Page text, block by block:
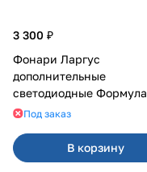
3 300 ₽
Фонари Ларгус
дополнительные
светодиодные Формула
Света
Под заказ
В корзину